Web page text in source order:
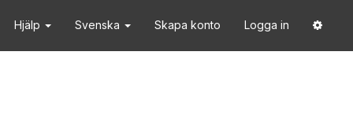
Hjälp Svenska Skapa konto Logga in